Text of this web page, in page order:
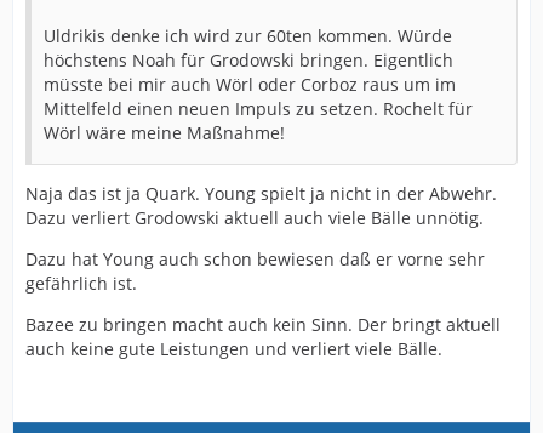
Uldrikis denke ich wird zur 60ten kommen. Würde
höchstens Noah für Grodowski bringen. Eigentlich
müsste bei mir auch Wörl oder Corboz raus um im
Mittelfeld einen neuen Impuls zu setzen. Rochelt für
Wörl wäre meine Maßnahme!
Naja das ist ja Quark. Young spielt ja nicht in der Abwehr.
Dazu verliert Grodowski aktuell auch viele Bälle unnötig.
Dazu hat Young auch schon bewiesen daß er vorne sehr
gefährlich ist.
Bazee zu bringen macht auch kein Sinn. Der bringt aktuell
auch keine gute Leistungen und verliert viele Bälle.